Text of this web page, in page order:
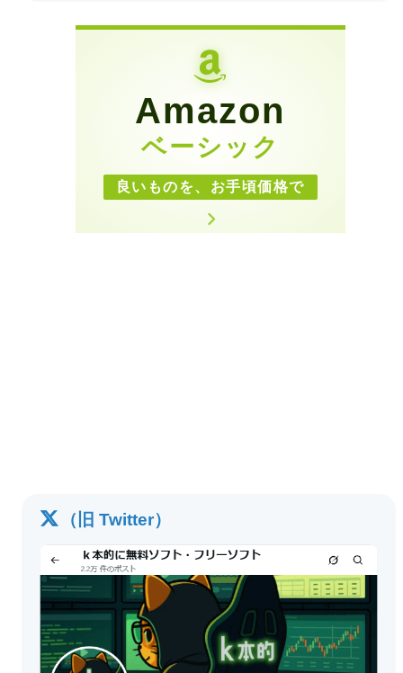
Amazon
ベーシック
良いものを、お手頃価格で
（旧 Twitter）